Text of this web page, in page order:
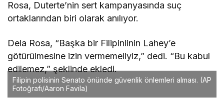
Rosa, Duterte’nin sert kampanyasında suç
ortaklarından biri olarak anılıyor.
Dela Rosa, “Başka bir Filipinlinin Lahey’e
götürülmesine izin vermemeliyiz,” dedi. “Bu kabul
edilemez,” şeklinde ekledi.
Filipin polisinin Senato önünde güvenlik önlemleri alması. (AP
Fotoğrafı/Aaron Favila)